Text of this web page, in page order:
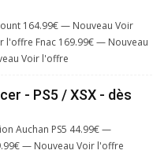
164.99€ — Nouveau Voir
l'offre Fnac 169.99€ — Nouveau
Voir l'offre
- PS5 / XSX - dès
Auchan PS5 44.99€ —
— Nouveau Voir l'offre